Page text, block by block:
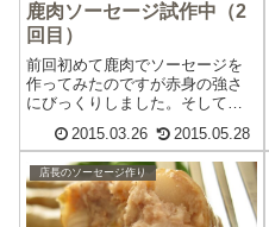
鹿肉ソーセージ試作中（2
回目）
前回初めて鹿肉でソーセージを
作ってみたのですが赤身の強さ
にびっくりしました。そして試
スの生地に味噌を入れてみまし
た。以前、豚肉で作る時に、塩
のかわりに味噌を入れたらすご
く美味しいソーセージができま
した。前回の鹿...
2015.03.26 2015.05.28
店長のソーセージ作り